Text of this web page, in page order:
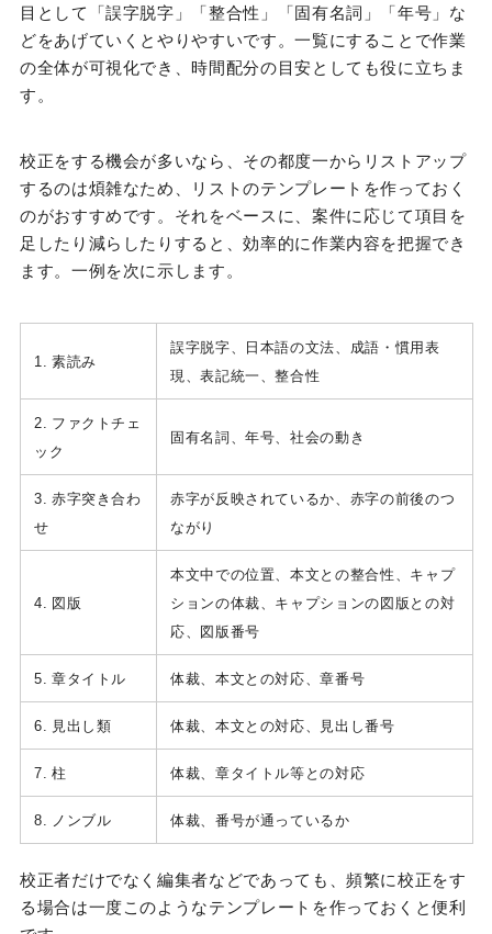
目として「誤字脱字」「整合性」「固有名詞」「年号」な
どをあげていくとやりやすいです。一覧にすることで作業
の全体が可視化でき、時間配分の目安としても役に立ちま
す。
校正をする機会が多いなら、その都度一からリストアップ
するのは煩雑なため、リストのテンプレートを作っておく
のがおすすめです。それをベースに、案件に応じて項目を
足したり減らしたりすると、効率的に作業内容を把握でき
ます。一例を次に示します。
1. 素読み
誤字脱字、日本語の文法、成語・慣用表
現、表記統一、整合性
2. ファクトチェ
ック
固有名詞、年号、社会の動き
3. 赤字突き合わ
せ
赤字が反映されているか、赤字の前後のつ
ながり
4. 図版
本文中での位置、本文との整合性、キャプ
ションの体裁、キャプションの図版との対
応、図版番号
5. 章タイトル 体裁、本文との対応、章番号
6. 見出し類 体裁、本文との対応、見出し番号
7. 柱 体裁、章タイトル等との対応
8. ノンブル 体裁、番号が通っているか
校正者だけでなく編集者などであっても、頻繁に校正をす
る場合は一度このようなテンプレートを作っておくと便利